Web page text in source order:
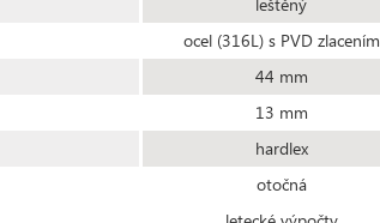
ocel (316L) s PVD zlacením
44 mm
13 mm
hardlex
otočná